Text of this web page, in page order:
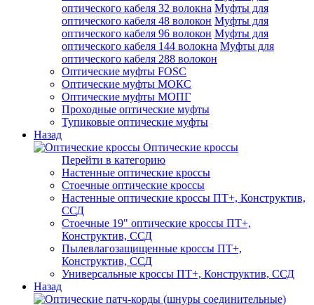
оптического кабеля 32 волокна Муфты для
оптического кабеля 48 волокон Муфты для
оптического кабеля 96 волокон Муфты для
оптического кабеля 144 волокна Муфты для
оптического кабеля 288 волокон
Оптические муфты FOSC
Оптические муфты МОКС
Оптические муфты МОПГ
Проходные оптические муфты
Тупиковые оптические муфты
Назад
Оптические кроссы
Перейти в категорию
Настенные оптические кроссы
Стоечные оптические кроссы
Настенные оптические кроссы ПТ+, Конструктив,
ССД
Стоечные 19" оптические кроссы ПТ+,
Конструктив, ССД
Пылевлагозащищенные кроссы ПТ+,
Конструктив, ССД
Универсальные кроссы ПТ+, Конструктив, ССД
Назад